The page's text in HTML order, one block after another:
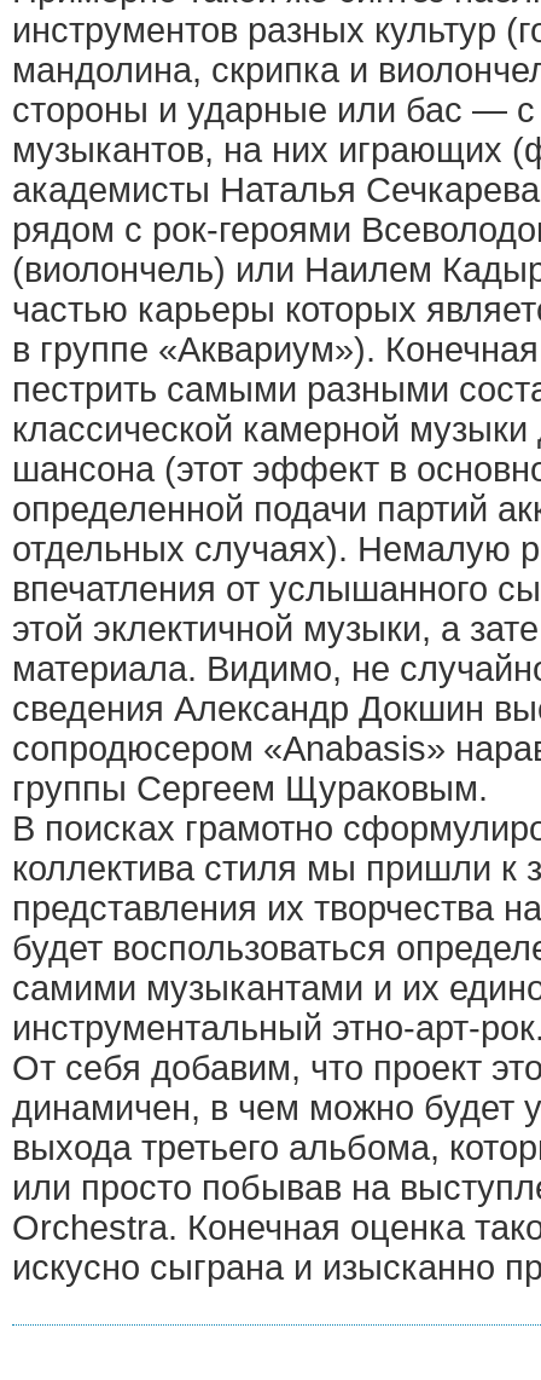
инструментов разных культур
мандолина, скрипка и
стороны и ударные или бас — с
музыкантов, на них играющих
академисты Наталья
рядом с рок-героями
(виолончель) или Наилем
частью карьеры которых
в группе «Аквариум»).
пестрить самыми разными
классической камерной
шансона (этот эффект в
определенной подачи партий
отдельных случаях). Немалую
впечатления от услышанного
этой эклектичной музыки, а
материала. Видимо, не
сведения Александр Докшин
сопродюсером «Anabasis»
группы Сергеем Щураковым.
В поисках грамотно
коллектива стиля мы пришли к
представления их творчества
будет воспользоваться
самими музыкантами и их
инструментальный этно-арт-
От себя добавим, что проект
динамичен, в чем можно будет
выхода третьего альбома,
или просто побывав на
Orchestra. Конечная оценка
искусно сыграна и изысканно